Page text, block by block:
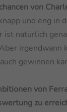
von
und eng in
ist natürlich
irgendwann
gewinnen
von
zu